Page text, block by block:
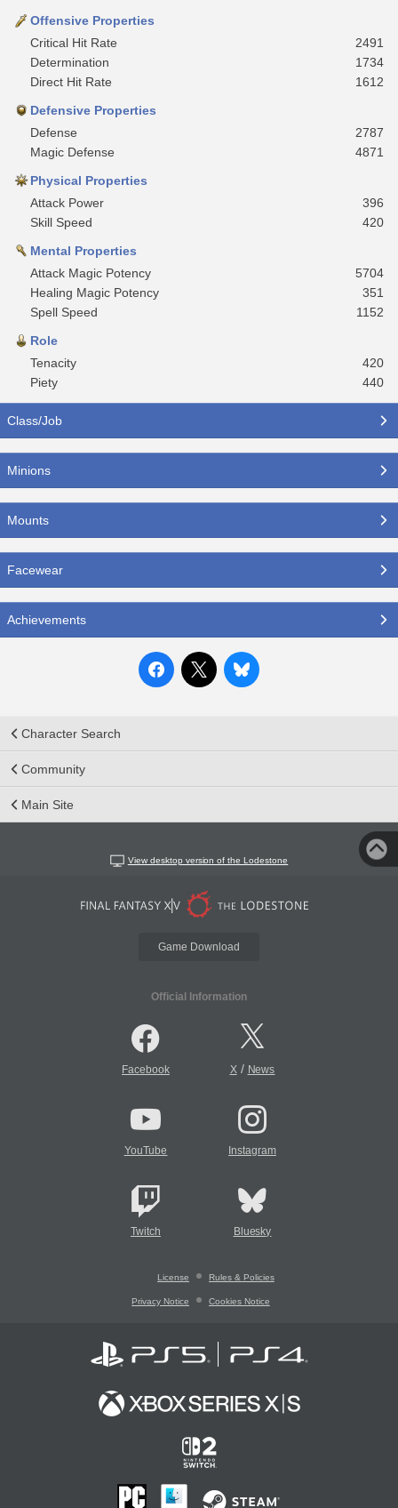
Offensive Properties
Critical Hit Rate
2491
Determination
1734
Direct Hit Rate
1612
Defensive Properties
Defense
2787
Magic Defense
4871
Physical Properties
Attack Power
396
Skill Speed
420
Mental Properties
Attack Magic Potency
5704
Healing Magic Potency
351
Spell Speed
1152
Role
Tenacity
420
Piety
440
Class/Job
Minions
Mounts
Facewear
Achievements
Character Search
Community
Main Site
View desktop version of the Lodestone
Game Download
Official Information
Facebook X/ News
YouTube Instagram
Twitch Bluesky
License Rules & Policies
Privacy Notice Cookies Notice